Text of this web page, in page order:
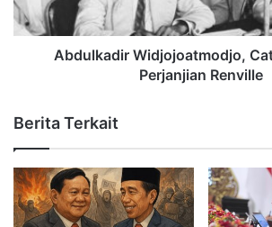
Abdulkadir Widjojoatmodjo,
Perjanjian Renville
Berita Terkait